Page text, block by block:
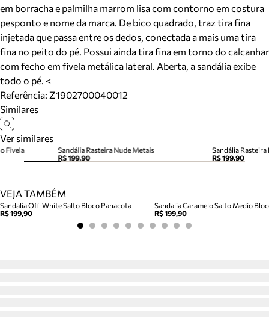
em borracha e palmilha marrom lisa com contorno em costura
pesponto e nome da marca. De bico quadrado, traz tira fina
injetada que passa entre os dedos, conectada a mais uma tira
fina no peito do pé. Possui ainda tira fina em torno do calcanhar
com fecho em fivela metálica lateral. Aberta, a sandália exibe
todo o pé. <
Referência: Z1902700040012
Similares
Ver similares
Sandália Rasteira Nude Metais
R$ 199,90
Sandália
R$ 199,90
Fivela
VEJA TAMBÉM
Sandalia Off-White Salto Bloco Panacota
R$ 199,90
R$ 199,90